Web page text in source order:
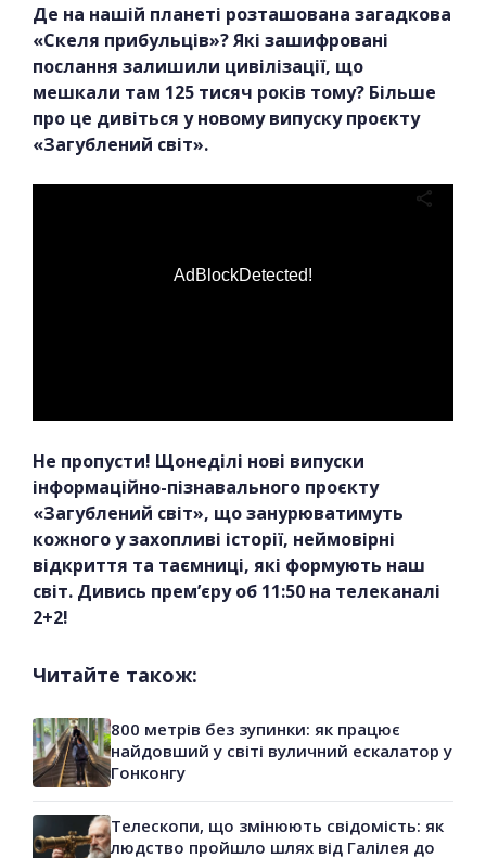
Де на нашій планеті розташована загадкова
«Скеля прибульців»? Які зашифровані
послання залишили цивілізації, що
мешкали там 125 тисяч років тому? Більше
про це дивіться у новому випуску проєкту
«Загублений світ».
AdBlockDetected!
Не пропусти! Щонеділі нові випуски
інформаційно-пізнавального проєкту
«Загублений світ», що занурюватимуть
кожного у захопливі історії, неймовірні
відкриття та таємниці, які формують наш
світ. Дивись прем’єру об 11:50 на телеканалі
2+2!
Читайте також:
800 метрів без зупинки: як працює
найдовший у світі вуличний ескалатор у
Гонконгу
Телескопи, що змінюють свідомість: як
людство пройшло шлях від Галілея до